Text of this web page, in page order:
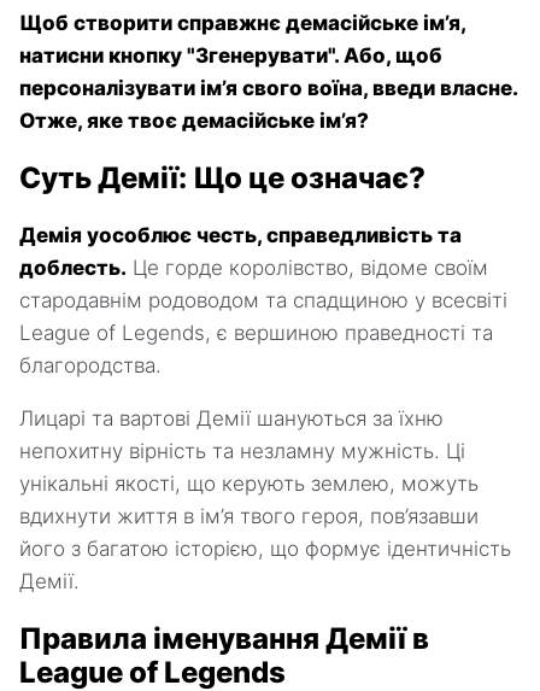
Щоб створити справжнє демасійське ім’я,
натисни кнопку "Згенерувати". Або, щоб
персоналізувати ім’я свого воїна, введи власне.
Отже, яке твоє демасійське ім’я?
Суть Демії: Що це означає?
Демія уособлює честь, справедливість та
доблесть. Це горде королівство, відоме своїм
стародавнім родоводом та спадщиною у всесвіті
League of Legends, є вершиною праведності та
благородства.
Лицарі та вартові Демії шануються за їхню
непохитну вірність та незламну мужність. Ці
унікальні якості, що керують землею, можуть
вдихнути життя в ім’я твого героя, пов’язавши
його з багатою історією, що формує ідентичність
Демії.
Правила іменування Демії в
League of Legends